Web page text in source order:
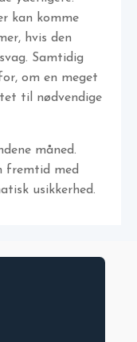
kan komme
hvis den
Samtidig
om en meget
til nødvendige
måned.
fremtid med
usikkerhed.